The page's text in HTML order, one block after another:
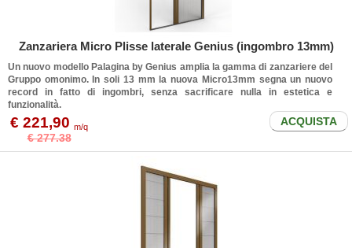
Zanzariera Micro Plisse laterale Genius (ingombro 13mm)
Un nuovo modello Palagina by Genius amplia la gamma di zanzariere del
Gruppo omonimo. In soli 13 mm la nuova Micro13mm segna un nuovo
record in fatto di ingombri, senza sacrificare nulla in estetica e
funzionalità.
€ 221,90 m/q
€ 277.38
ACQUISTA